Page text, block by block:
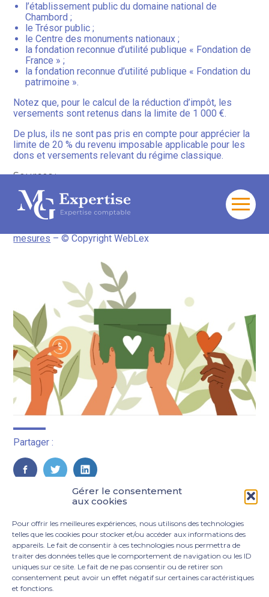
Gérer le consentement
aux cookies
Pour offrir les meilleures expériences, nous utilisons des technologies
telles que les cookies pour stocker et/ou accéder aux informations des
appareils. Le fait de consentir à ces technologies nous permettra de
traiter des données telles que le comportement de navigation ou les ID
uniques sur ce site. Le fait de ne pas consentir ou de retirer son
consentement peut avoir un effet négatif sur certaines caractéristiques
et fonctions.
Aller
l’établissement public du domaine national de
Chambord ;
le Trésor public ;
le Centre des monuments nationaux ;
la fondation reconnue d’utilité publique « Fondation de
France » ;
la fondation reconnue d’utilité publique « Fondation du
patrimoine ».
Notez que, pour le calcul de la réduction d’impôt, les
versements sont retenus dans la limite de 1 000 €.
De plus, ils ne sont pas pris en compte pour apprécier la
limite de 20 % du revenu imposable applicable pour les
dons et versements relevant du régime classique.
Sources :
Loi de finances pour 2026 du 19 février 2026, no
2026-103 (articles 28 et 30)
mesures – © Copyright WebLex
Partager :
FaceBook
TwitterLinkedIn